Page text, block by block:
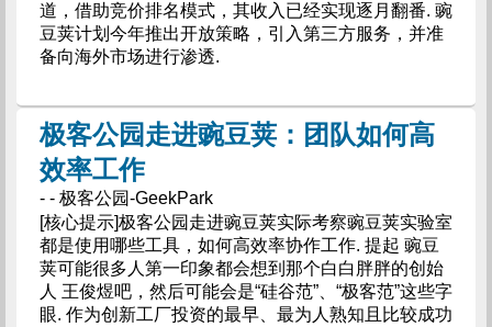
道，借助竞价排名模式，其收入已经实现逐月翻番. 豌
豆荚计划今年推出开放策略，引入第三方服务，并准
备向海外市场进行渗透.
极客公园走进豌豆荚：团队如何高
效率工作
- - 极客公园-GeekPark
[核心提示]极客公园走进豌豆荚实际考察豌豆荚实验室
都是使用哪些工具，如何高效率协作工作. 提起 豌豆
荚可能很多人第一印象都会想到那个白白胖胖的创始
人 王俊煜吧，然后可能会是“硅谷范”、“极客范”这些字
眼. 作为创新工厂投资的最早、最为人熟知且比较成功